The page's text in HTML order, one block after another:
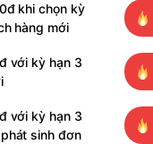
khi chọn kỳ
hàng mới
với kỳ hạn 3
với kỳ hạn 3
sinh đơn